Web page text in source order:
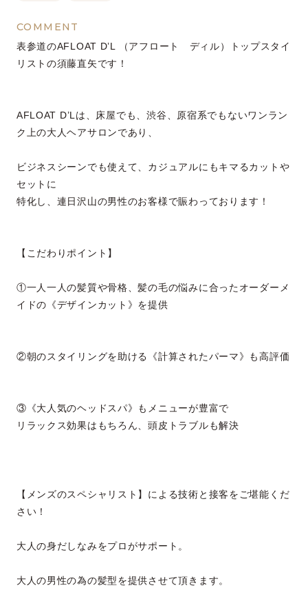
COMMENT
表参道のAFLOAT D’L （アフロート ディル）トップスタイ
リストの須藤直矢です！
AFLOAT D’Lは、床屋でも、渋谷、原宿系でもないワンラン
ク上の大人ヘアサロンであり、
ビジネスシーンでも使えて、カジュアルにもキマるカットや
セットに
特化し、連日沢山の男性のお客様で賑わっております！
【こだわりポイント】
①一人一人の髪質や骨格、髪の毛の悩みに合ったオーダーメ
イドの《デザインカット》を提供
②朝のスタイリングを助ける《計算されたパーマ》も高評価
③《大人気のヘッドスパ》もメニューが豊富で
リラックス効果はもちろん、頭皮トラブルも解決
【メンズのスペシャリスト】による技術と接客をご堪能くだ
さい！
大人の身だしなみをプロがサポート。
大人の男性の為の髪型を提供させて頂きます。